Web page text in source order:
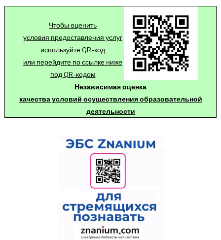
Чтобы оценить
условия предоставления услуг
используйте QR-код
или перейдите по ссылке ниже
под QR-кодом
Независимая оценка
качества условий осуществления образовательной
деятельности